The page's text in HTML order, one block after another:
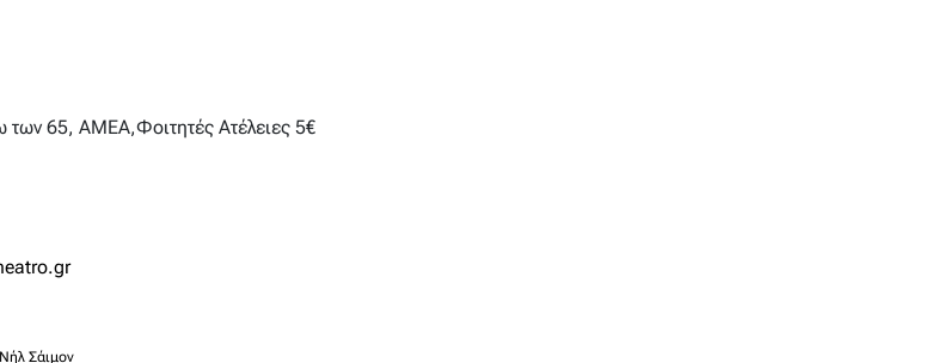
των 65, ΑΜΕΑ,Φοιτητές Ατέλειες 5€
Σάιμον